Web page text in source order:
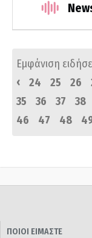
Εμφάνιση
‹
24 25 26
35
36 37 38
46
47 48
ΠΟΙΟΙ ΕΙΜΑΣΤΕ